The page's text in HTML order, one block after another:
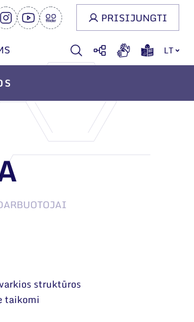
LT
PRISIJUNGTI
struktūros
taikomi